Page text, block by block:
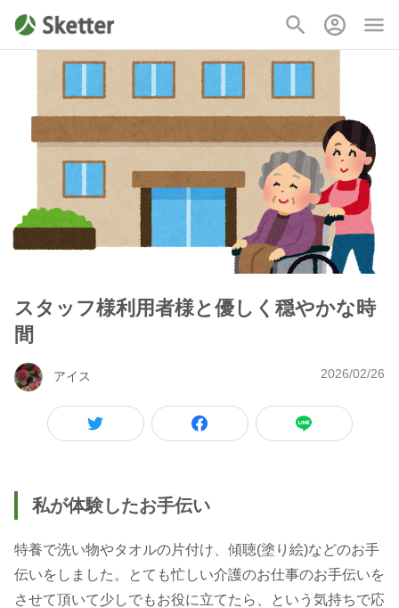
スタッフ様利用者様と優しく穏やかな時
間
アイス 2026/02/26
私が体験したお手伝い
特養で洗い物やタオルの片付け、傾聴(塗り絵)などのお手
伝いをしました。とても忙しい介護のお仕事のお手伝いを
させて頂いて少しでもお役に立てたら、という気持ちで応